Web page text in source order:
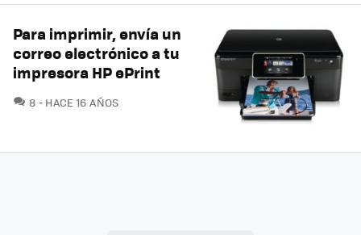
Para imprimir, envía un
correo electrónico a tu
impresora HP ePrint
8 COMENTARIOS
HACE 16 AÑOS